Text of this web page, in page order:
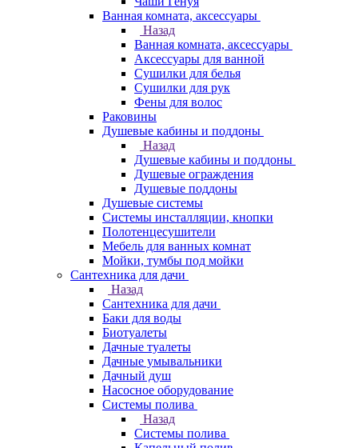
Ванная комната, аксессуары
Назад
Ванная комната, аксессуары
Аксессуары для ванной
Сушилки для белья
Сушилки для рук
Фены для волос
Раковины
Душевые кабины и поддоны
Назад
Душевые кабины и поддоны
Душевые ограждения
Душевые поддоны
Душевые системы
Системы инсталляции, кнопки
Полотенцесушители
Мебель для ванных комнат
Мойки, тумбы под мойки
Сантехника для дачи
Назад
Сантехника для дачи
Баки для воды
Биотуалеты
Дачные туалеты
Дачные умывальники
Дачный душ
Насосное оборудование
Системы полива
Назад
Системы полива